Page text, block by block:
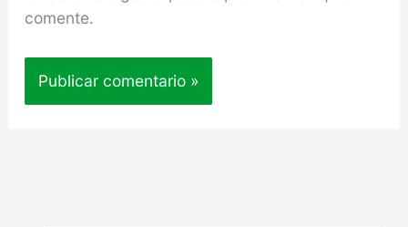
comente.